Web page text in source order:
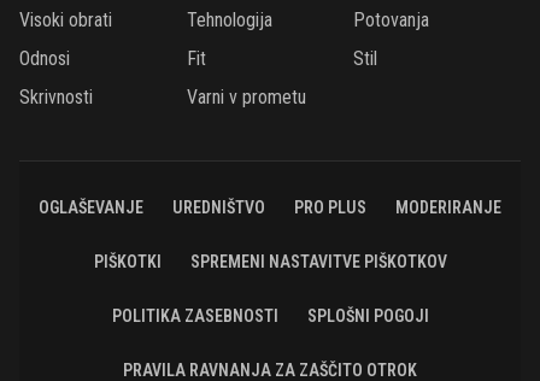
Visoki obrati
Tehnologija
Potovanja
Odnosi
Fit
Stil
Skrivnosti
Varni v prometu
OGLAŠEVANJE UREDNIŠTVO PRO PLUS MODERIRANJE
PIŠKOTKI SPREMENI NASTAVITVE PIŠKOTKOV
POLITIKA ZASEBNOSTI SPLOŠNI POGOJI
PRAVILA RAVNANJA ZA ZAŠČITO OTROK